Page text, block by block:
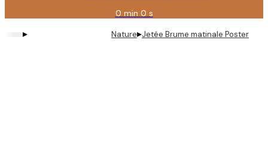
0 min 0 s
Valable
jusqu'au
:
▸ Nature▸Jetée Brume matinale Poster